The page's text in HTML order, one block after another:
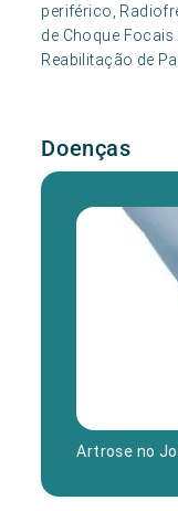
periférico,
de Choque
Reabilitação de
Doenças
Artrose no